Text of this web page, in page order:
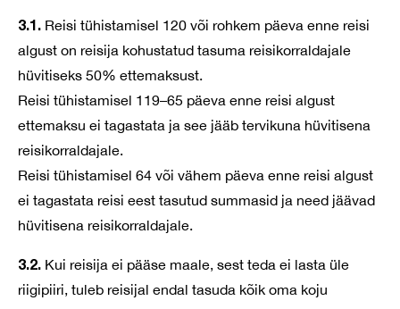
3.1. Reisi tühistamisel 120 või rohkem päeva enne reisi
algust on reisija kohustatud tasuma reisikorraldajale
hüvitiseks 50% ettemaksust.
Reisi tühistamisel 119–65 päeva enne reisi algust
ettemaksu ei tagastata ja see jääb tervikuna hüvitisena
reisikorraldajale.
Reisi tühistamisel 64 või vähem päeva enne reisi algust
ei tagastata reisi eest tasutud summasid ja need jäävad
hüvitisena reisikorraldajale.
3.2. Kui reisija ei pääse maale, sest teda ei lasta üle
riigipiiri, tuleb reisijal endal tasuda kõik oma koju